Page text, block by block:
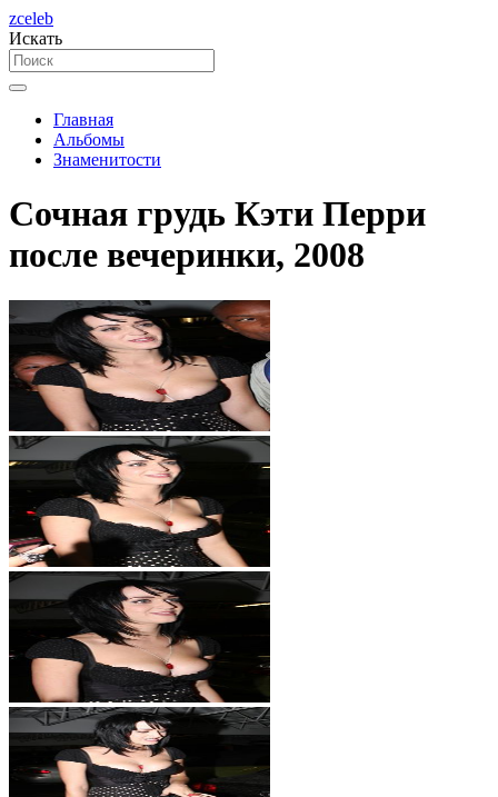
zceleb
Искать
Главная
Альбомы
Знаменитости
Сочная грудь Кэти Перри
после вечеринки, 2008